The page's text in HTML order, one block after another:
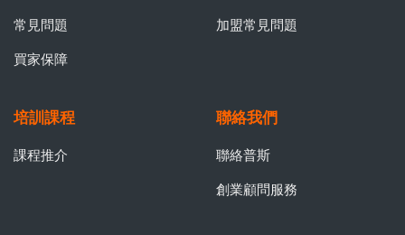
常見問題
買家保障
加盟常見問題
培訓課程
課程推介
聯絡我們
聯絡普斯
創業顧問服務